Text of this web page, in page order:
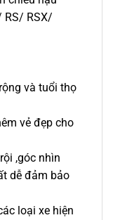
RS/ RSX/
và tuổi thọ
vẻ đẹp cho
,góc nhìn
dễ đảm bảo
loại xe hiện